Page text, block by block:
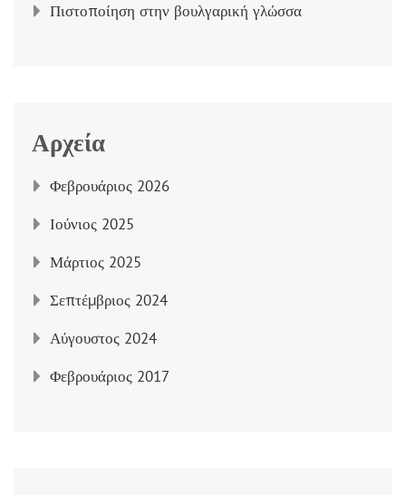
Πιστοποίηση στην βουλγαρική γλώσσα
Αρχεία
Φεβρουάριος 2026
Ιούνιος 2025
Μάρτιος 2025
Σεπτέμβριος 2024
Αύγουστος 2024
Φεβρουάριος 2017